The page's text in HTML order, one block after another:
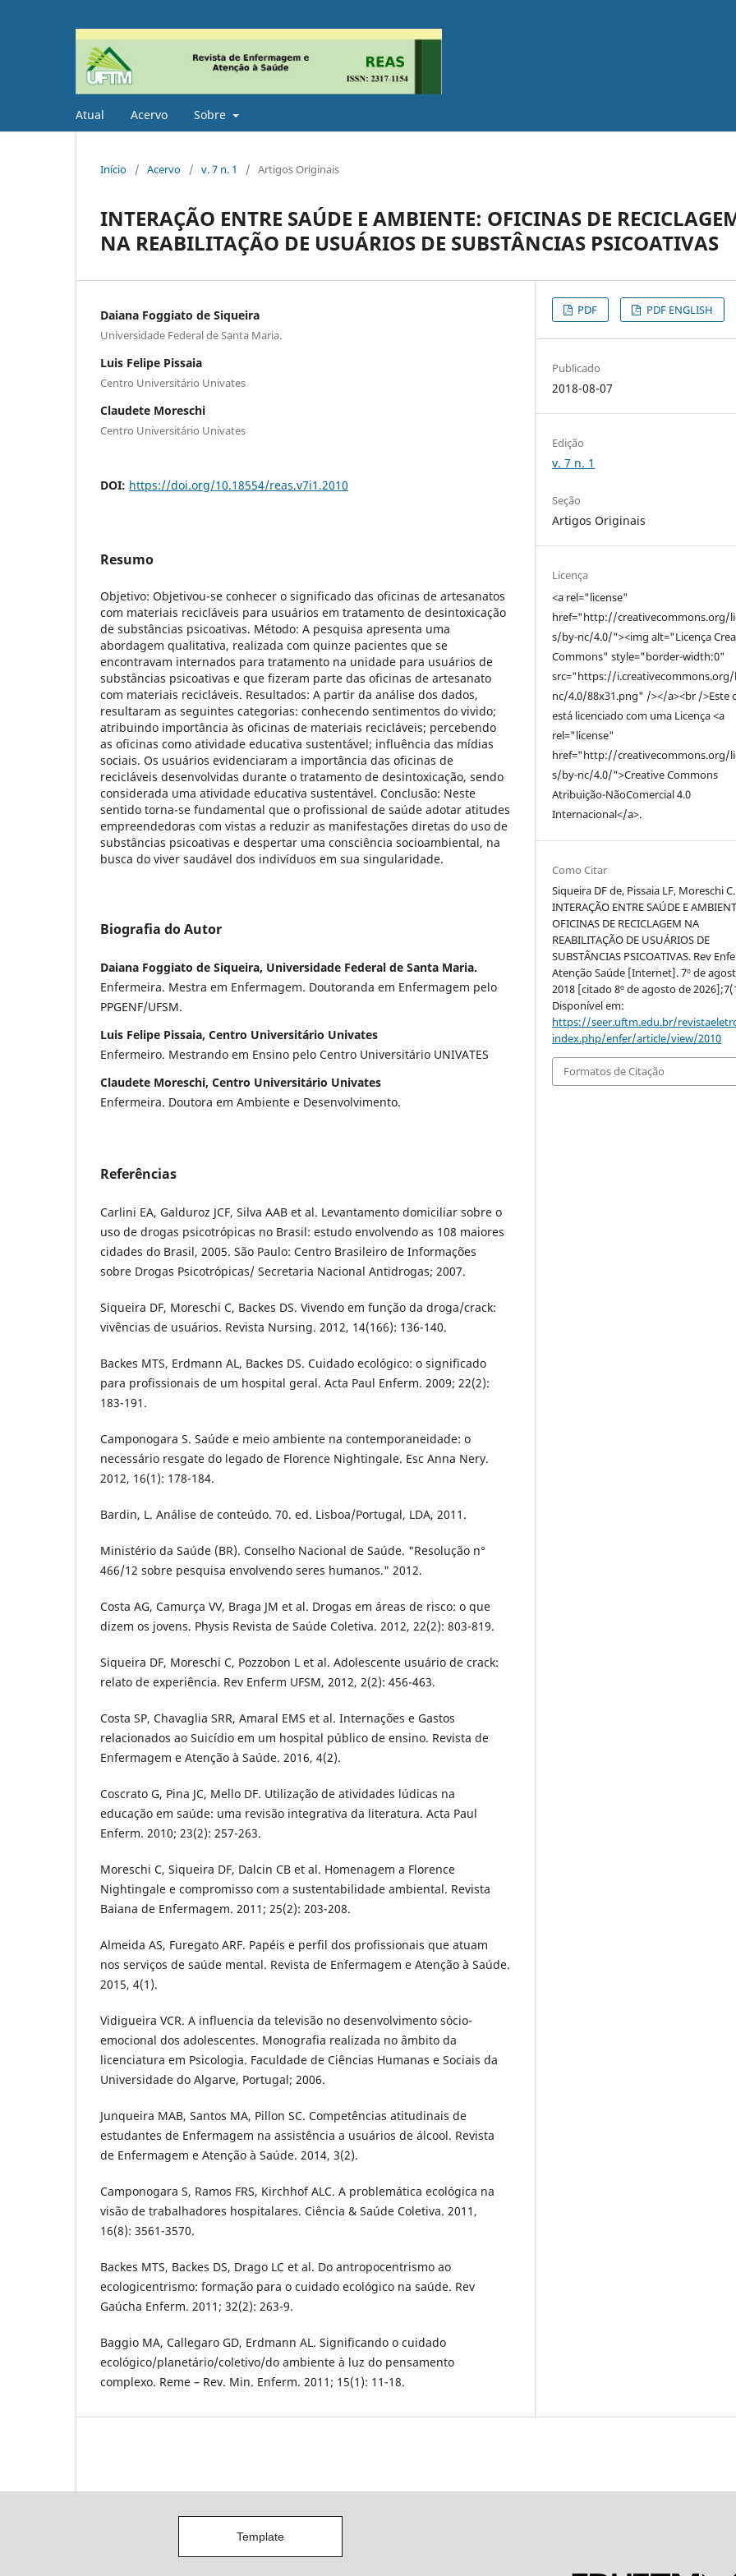
Atual Acervo Sobre
Início / Acervo / v. 7 n. 1 / Artigos Originais
INTERAÇÃO ENTRE SAÚDE E AMBIENTE: OFICINAS DE
NA REABILITAÇÃO DE USUÁRIOS DE SUBSTÂNCIAS PSICOATIVAS
Daiana Foggiato de Siqueira
Universidade Federal de Santa Maria.
Luis Felipe Pissaia
Centro Universitário Univates
Claudete Moreschi
Centro Universitário Univates
DOI: https://doi.org/10.18554/reas.v7i1.2010
Resumo
Objetivo: Objetivou-se conhecer o significado das oficinas de artesanatos
com materiais recicláveis para usuários em tratamento de desintoxicação
de substâncias psicoativas. Método: A pesquisa apresenta uma
abordagem qualitativa, realizada com quinze pacientes que se
encontravam internados para tratamento na unidade para usuários de
substâncias psicoativas e que fizeram parte das oficinas de artesanato
com materiais recicláveis. Resultados: A partir da análise dos dados,
resultaram as seguintes categorias: conhecendo sentimentos do vivido;
atribuindo importância às oficinas de materiais recicláveis; percebendo
as oficinas como atividade educativa sustentável; influência das mídias
sociais. Os usuários evidenciaram a importância das oficinas de
recicláveis desenvolvidas durante o tratamento de desintoxicação, sendo
considerada uma atividade educativa sustentável. Conclusão: Neste
sentido torna-se fundamental que o profissional de saúde adotar atitudes
empreendedoras com vistas a reduzir as manifestações diretas do uso de
substâncias psicoativas e despertar uma consciência socioambiental, na
busca do viver saudável dos indivíduos em sua singularidade.
Biografia do Autor
Daiana Foggiato de Siqueira, Universidade Federal de Santa Maria.
Enfermeira. Mestra em Enfermagem. Doutoranda em Enfermagem pelo
PPGENF/UFSM.
Luis Felipe Pissaia, Centro Universitário Univates
Enfermeiro. Mestrando em Ensino pelo Centro Universitário UNIVATES
Claudete Moreschi, Centro Universitário Univates
Enfermeira. Doutora em Ambiente e Desenvolvimento.
Referências
Carlini EA, Galduroz JCF, Silva AAB et al. Levantamento domiciliar sobre o
uso de drogas psicotrópicas no Brasil: estudo envolvendo as 108 maiores
cidades do Brasil, 2005. São Paulo: Centro Brasileiro de Informações
sobre Drogas Psicotrópicas/ Secretaria Nacional Antidrogas; 2007.
Siqueira DF, Moreschi C, Backes DS. Vivendo em função da droga/crack:
vivências de usuários. Revista Nursing. 2012, 14(166): 136-140.
Backes MTS, Erdmann AL, Backes DS. Cuidado ecológico: o significado
para profissionais de um hospital geral. Acta Paul Enferm. 2009; 22(2):
183-191.
Camponogara S. Saúde e meio ambiente na contemporaneidade: o
necessário resgate do legado de Florence Nightingale. Esc Anna Nery.
2012, 16(1): 178-184.
Bardin, L. Análise de conteúdo. 70. ed. Lisboa/Portugal, LDA, 2011.
Ministério da Saúde (BR). Conselho Nacional de Saúde. "Resolução n°
466/12 sobre pesquisa envolvendo seres humanos." 2012.
Costa AG, Camurça VV, Braga JM et al. Drogas em áreas de risco: o que
dizem os jovens. Physis Revista de Saúde Coletiva. 2012, 22(2): 803-819.
Siqueira DF, Moreschi C, Pozzobon L et al. Adolescente usuário de crack:
relato de experiência. Rev Enferm UFSM, 2012, 2(2): 456-463.
Costa SP, Chavaglia SRR, Amaral EMS et al. Internações e Gastos
relacionados ao Suicídio em um hospital público de ensino. Revista de
Enfermagem e Atenção à Saúde. 2016, 4(2).
Coscrato G, Pina JC, Mello DF. Utilização de atividades lúdicas na
educação em saúde: uma revisão integrativa da literatura. Acta Paul
Enferm. 2010; 23(2): 257-263.
Moreschi C, Siqueira DF, Dalcin CB et al. Homenagem a Florence
Nightingale e compromisso com a sustentabilidade ambiental. Revista
Baiana de Enfermagem. 2011; 25(2): 203-208.
Almeida AS, Furegato ARF. Papéis e perfil dos profissionais que atuam
nos serviços de saúde mental. Revista de Enfermagem e Atenção à Saúde.
2015, 4(1).
Vidigueira VCR. A influencia da televisão no desenvolvimento sócio-
emocional dos adolescentes. Monografia realizada no âmbito da
licenciatura em Psicologia. Faculdade de Ciências Humanas e Sociais da
Universidade do Algarve, Portugal; 2006.
Junqueira MAB, Santos MA, Pillon SC. Competências atitudinais de
estudantes de Enfermagem na assistência a usuários de álcool. Revista
de Enfermagem e Atenção à Saúde. 2014, 3(2).
Camponogara S, Ramos FRS, Kirchhof ALC. A problemática ecológica na
visão de trabalhadores hospitalares. Ciência & Saúde Coletiva. 2011,
16(8): 3561-3570.
Backes MTS, Backes DS, Drago LC et al. Do antropocentrismo ao
ecologicentrismo: formação para o cuidado ecológico na saúde. Rev
Gaúcha Enferm. 2011; 32(2): 263-9.
Baggio MA, Callegaro GD, Erdmann AL. Significando o cuidado
ecológico/planetário/coletivo/do ambiente à luz do pensamento
complexo. Reme – Rev. Min. Enferm. 2011; 15(1): 11-18.
PDF PDF ENGLISH
Publicado
2018-08-07
Edição
v. 7 n. 1
Seção
Artigos Originais
Licença
<a rel="license"
href="http://creativecommons.org/
s/by-nc/4.0/"><img alt="Licença
Commons" style="border-width:0"
src="https://
nc/4.0/88x31.png" /></a><br />Este
está licenciado com uma Licença <a
rel="license"
href="http://creativecommons.org/
s/by-nc/4.0/">Creative Commons
Atribuição-NãoComercial 4.0
Internacional</a>.
Como Citar
Siqueira DF de, Pissaia LF, Moreschi C.
INTERAÇÃO ENTRE SAÚDE E
OFICINAS DE RECICLAGEM NA
REABILITAÇÃO DE USUÁRIOS DE
SUBSTÂNCIAS PSICOATIVAS. Rev
Atenção Saúde [Internet]. 7º de
2018 [citado 8º de agosto de
Disponível em:
https://seer.uftm.edu.br/
index.php/enfer/article/view/2010
Formatos de Citação
Template